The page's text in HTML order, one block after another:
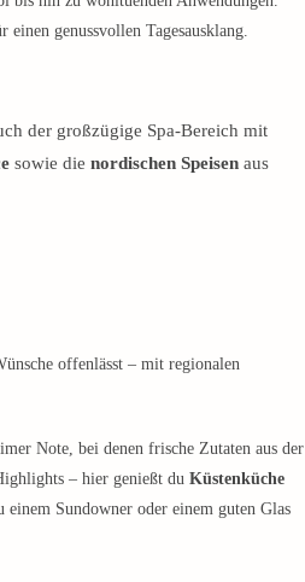
einen genussvollen Tagesausklang.
der großzügige Spa-Bereich mit
sowie die nordischen Speisen aus
offenlässt – mit regionalen
Note, bei denen frische Zutaten aus der
– hier genießt du Küstenküche
einem Sundowner oder einem guten Glas